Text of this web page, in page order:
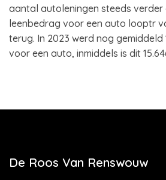
aantal autoleningen steeds verder
leenbedrag voor een auto looptr
terug. In 2023 werd nog gemiddeld
voor een auto, inmiddels is dit
De Roos Van Renswouw